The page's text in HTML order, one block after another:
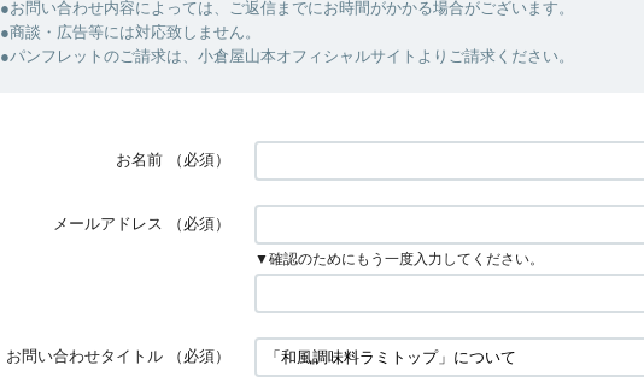
●お問い合わせ内容によっては、ご返信までにお時間がかかる場合がございます。
●商談・広告等には対応致しません。
●パンフレットのご請求は、小倉屋山本オフィシャルサイトよりご請求ください。
お名前 （必須）
メールアドレス （必須）
▼確認のためにもう一度入力してください。
お問い合わせタイトル （必須）